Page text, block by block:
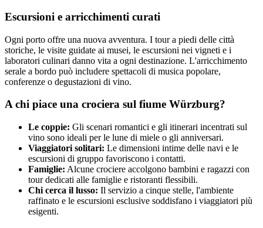
Escursioni e arricchimenti curati
Ogni porto offre una nuova avventura. I tour a piedi delle città
storiche, le visite guidate ai musei, le escursioni nei vigneti e i
laboratori culinari danno vita a ogni destinazione. L'arricchimento
serale a bordo può includere spettacoli di musica popolare,
conferenze o degustazioni di vino.
A chi piace una crociera sul fiume Würzburg?
Le coppie: Gli scenari romantici e gli itinerari incentrati sul
vino sono ideali per le lune di miele o gli anniversari.
Viaggiatori solitari: Le dimensioni intime delle navi e le
escursioni di gruppo favoriscono i contatti.
Famiglie: Alcune crociere accolgono bambini e ragazzi con
tour dedicati alle famiglie e ristoranti flessibili.
Chi cerca il lusso: Il servizio a cinque stelle, l'ambiente
raffinato e le escursioni esclusive soddisfano i viaggiatori più
esigenti.